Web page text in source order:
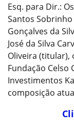
Esq. para Dir.:
Santos
Gonçalves da
José da Silva
Oliveira (titular),
Fundação Celso
Investimentos
composição